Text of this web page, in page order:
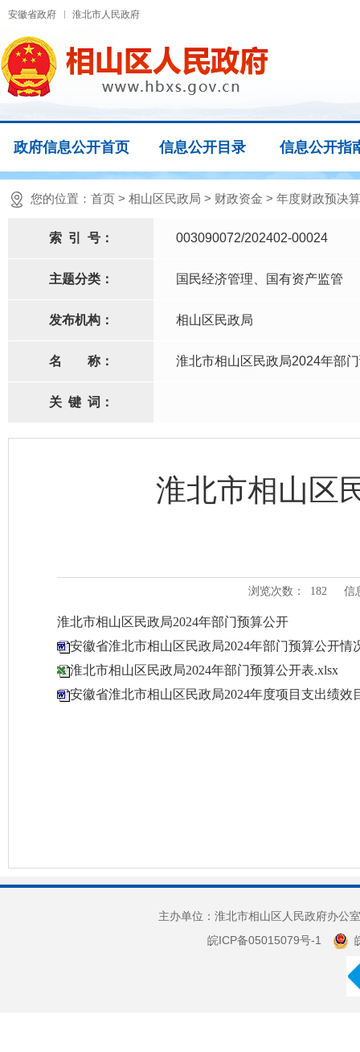
安徽省政府 淮北市人民政府
政府信息公开首页 信息公开目录 信息公开指
您的位置： 首页 > 相山区民政局 > 财政资金 > 年度财政预决
索 引 号： 003090072/202402-00024
主题分类： 国民经济管理、国有资产监管
发布机构： 相山区民政局
名 称： 淮北市相山区民政局2024年部
关 键 词：
淮北市相山区
浏览次数： 182 信
淮北市相山区民政局2024年部门预算公开
安徽省淮北市相山区民政局2024年部门预算公开情
淮北市相山区民政局2024年部门预算公开表.xlsx
安徽省淮北市相山区民政局2024年度项目支出绩效
主办单位：淮北市相山区人民政府办
皖ICP备05015079号-1